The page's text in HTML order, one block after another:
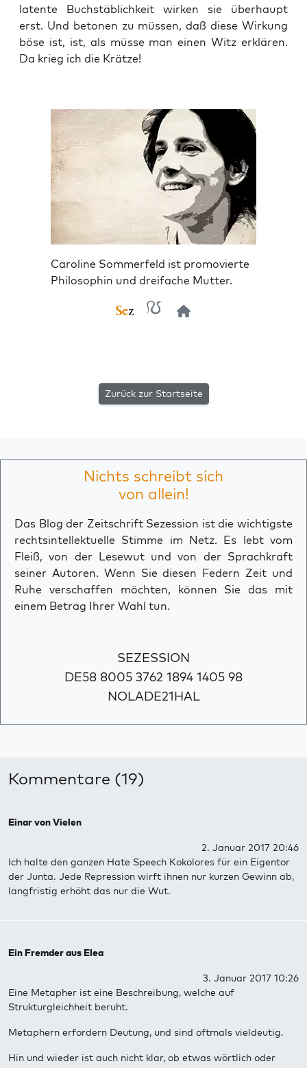
laten­te Buch­stäb­lich­keit wir­ken sie über­haupt
erst. Und beto­nen zu müs­sen, daß die­se Wir­kung
böse ist, ist, als müs­se man einen Witz erklä­ren.
Da krieg ich die Krätze!
Caroline Sommerfeld ist promovierte
Philosophin und dreifache Mutter.
Zurück zur Startseite
Nichts schreibt sich
von allein!
Das Blog der Zeitschrift Sezession ist die wichtigste
rechtsintellektuelle Stimme im Netz. Es lebt vom
Fleiß, von der Lesewut und von der Sprachkraft
seiner Autoren. Wenn Sie diesen Federn Zeit und
Ruhe verschaffen möchten, können Sie das mit
einem Betrag Ihrer Wahl tun.
SEZESSION
DE58 8005 3762 1894 1405 98
NOLADE21HAL
Kommentare (19)
Einar von Vielen
2. Januar 2017 20:46
Ich halte den ganzen Hate Speech Kokolores für ein Eigentor
der Junta. Jede Repression wirft ihnen nur kurzen Gewinn ab,
langfristig erhöht das nur die Wut.
Ein Fremder aus Elea
3. Januar 2017 10:26
Eine Metapher ist eine Beschreibung, welche auf
Strukturgleichheit beruht.
Metaphern erfordern Deutung, und sind oftmals vieldeutig.
Hin und wieder ist auch nicht klar, ob etwas wörtlich oder